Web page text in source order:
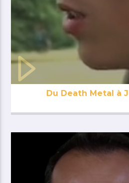
Du Death Metal à